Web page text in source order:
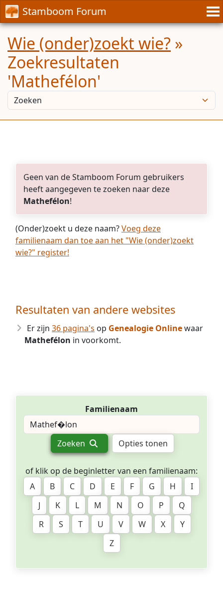
Stamboom Forum
Wie (onder)zoekt wie? »
Zoekresultaten
'Mathefélon'
Geen van de Stamboom Forum gebruikers
heeft aangegeven te zoeken naar deze
Mathefélon!
(Onder)zoekt u deze naam?Voeg deze
familienaam dan toe aan het "Wie (onder)zoekt
wie?" register!
Resultaten van andere websites
Er zijn 36 pagina's op Genealogie Onlinewaar
Mathefélon in voorkomt.
Familienaam
Zoeken Opties tonen
of klik op de beginletter van een familienaam:
A
B C D E F G H
I
J
K L M N O P
Q
R
S T U V W X
Y
Z